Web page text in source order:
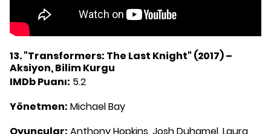
13. "Transformers: The Last Knight" (2017) –
Aksiyon, Bilim Kurgu
IMDb Puanı: 5.2
Yönetmen: Michael Bay